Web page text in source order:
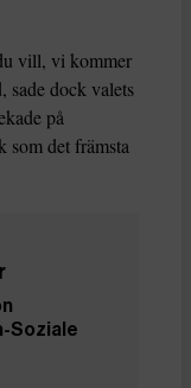
vill, vi kommer
sade dock valets
på
som det främsta
Soziale